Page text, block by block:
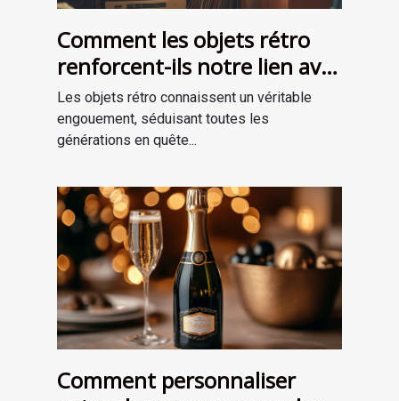
Comment les objets rétro
renforcent-ils notre lien avec
le passé?
Les objets rétro connaissent un véritable
engouement, séduisant toutes les
générations en quête...
Comment personnaliser